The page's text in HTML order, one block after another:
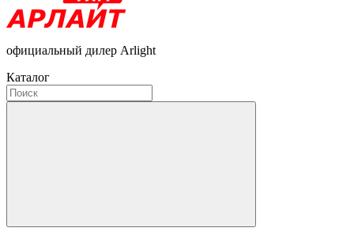
официальный дилер Arlight
Каталог